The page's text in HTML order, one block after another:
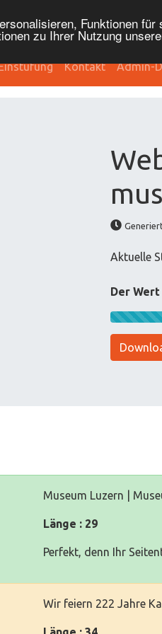
Funktionen
zu Ihrer Nutzung
Kontakt Admin-
Aktuelle
Der
Museum Luzern |
Länge : 29
Perfekt, denn Ihr
Wir feiern 222 Jahre